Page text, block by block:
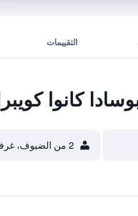
التقييمات
كانوا
2 من الضيوف، غرفة واحدة